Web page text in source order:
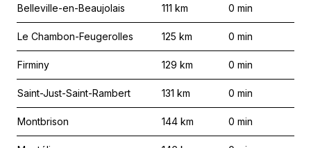
Belleville-en-Beaujolais 111 km 0 min
Le Chambon-Feugerolles 125 km 0 min
Firminy 129 km 0 min
Saint-Just-Saint-Rambert 131 km 0 min
Montbrison 144 km 0 min